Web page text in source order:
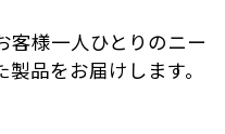
客様一人ひとりのニー
品をお届けします。